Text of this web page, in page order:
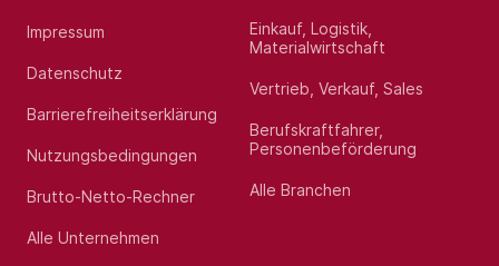
des gesamten Vermittlungsprozesses zur Seite.
Profitieren Sie von über 13 Jahren Markterfahrung
im Gesundheitswesen. Haben Sie Fragen? Rufen Sie
uns gerne unter Jetzt bewerben an. Wir freuen uns
auf Ihre Bewerbung als Oberarzt Psychiatrie und
Psychotherapie (m/w/d) im Raum Würzburg.
Standort:Schweinfurt
Impressum
Datenschutz
Barrierefreiheitserklärung
Nutzungsbedingungen
Brutto-Netto-Rechner
Alle Unternehmen
Einkauf, Logistik,
Materialwirtschaft
Vertrieb, Verkauf, Sales
Berufskraftfahrer,
Personenbeförderung
Alle Branchen